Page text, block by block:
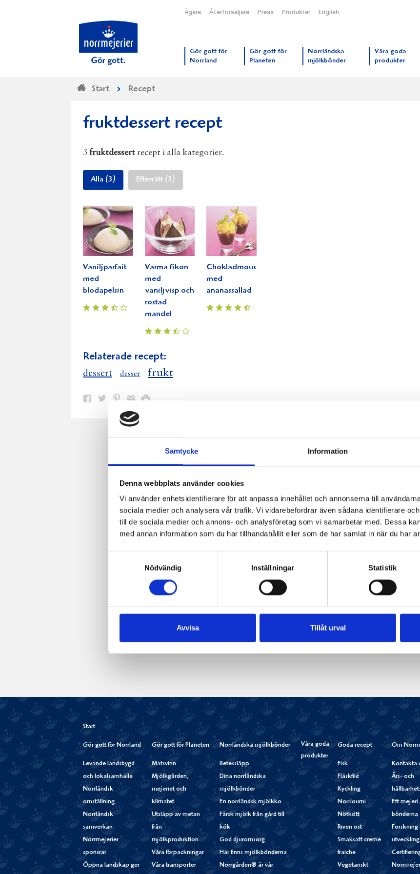
Samtycke Information
Denna webbplats använder cookies
Vi använder enhetsidentifierare för att anpassa innehållet och annonserna till
sociala medier och analysera vår trafik. Vi vidarebefordrar även sådana identifierare
till de sociala medier och annons- och analysföretag som vi samarbetar med. Dessa
med annan information som du har tillhandahållit eller som de har samlat in när du har
Nödvändig
Inställningar Statistik
Avvisa Tillåt urval
Ägare Återförsäljare Press Produkter English
Gör gott för
Norrland
Gör gott för
Planeten
Norrländska
mjölkbönder
Våra goda
produkter
Start Recept
fruktdessert recept
3 fruktdessert recept i alla kategorier.
Alla (3) Efterrätt (3)
Vaniljparfait
med
blodapelsin
Varma fikon
med
vaniljvisp och
rostad
mandel
Chokladmousse
med
ananassallad
Relaterade recept:
dessert desser frukt
Dela
Facebook
Dela
Twitter
Dela
på
Pinterest
Dela
via
e-
post
Skriv
Start
Gör gott för Norrland
Levande landsbygd
och lokalsamhälle
Norrländsk
omställning
Norrländsk
samverkan
Norrmejerier
sponsrar
Öppna landskap ger
Gör gott för Planeten
Matsvinn
Mjölkgården,
mejeriet och
klimatet
Utsläpp av metan
från
mjölkproduktion
Våra förpackningar
Våra transporter
Norrländska mjölkbönder
Betessläpp
Dina norrländska
mjölkbönder
En norrländsk mjölkko
Färsk mjölk från gård till
kök
God djuromsorg
Här finns mjölkbönderna
Norrgården® är vår
Våra goda
produkter
Goda recept
Fisk
Fläskfilé
Kyckling
Norrloumi
Nötkött
Riven ost
Smaksatt creme
fraiche
Vegetariskt
Om
Kontakta
Års- och
Ett mejeri
bönderna
Forskning
utveckling